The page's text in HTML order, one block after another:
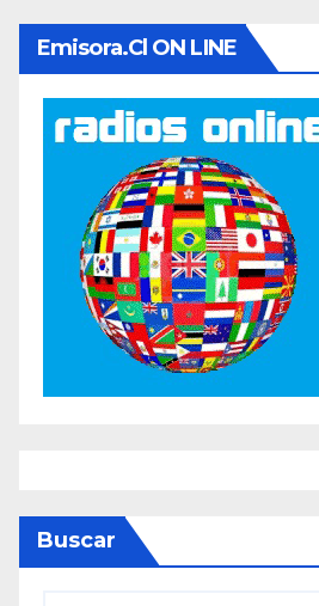
Emisora.cl ON LINE
Buscar